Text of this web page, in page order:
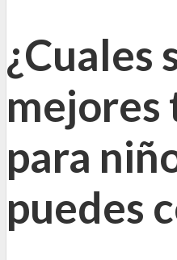
¿Cuales
mejores
para
puedes